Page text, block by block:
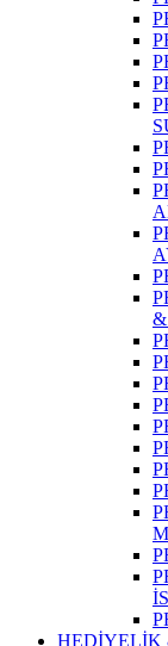
HEDİYELİK